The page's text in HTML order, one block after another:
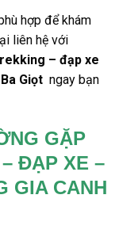
hợp để khám
liên hệ với
– đạp xe
Ba Giọt ngay bạn
GẶP
ĐẠP XE –
GIA CANH